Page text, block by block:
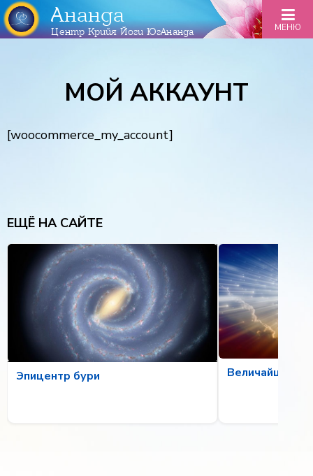
Ананда
Центр Крийя Йоги ЮгАнанда МЕНЮ
МОЙ АККАУНТ
[woocommerce_my_account]
ЕЩЁ НА САЙТЕ
Эпицентр бури Величайшее